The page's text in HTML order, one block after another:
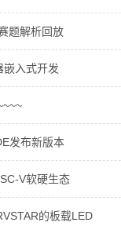
题解析回放
嵌入式开发
发布新版本
V软硬生态
的板载LED